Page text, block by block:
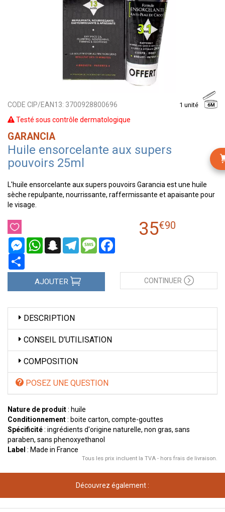
CODE CIP/EAN13: 3700928800696 1 unité 6M
Testé sous contrôle dermatologique
GARANCIA
Huile ensorcelante aux supers
pouvoirs 25ml
L'huile ensorcelante aux supers pouvoirs Garancia est une huile
sèche repulpante, nourrissante, raffermissante et apaisante pour
le visage.
MessengerWhatsAppSnapchatTelegramMessage
35€90
AJOUTER CONTINUER
DESCRIPTION
CONSEIL D’UTILISATION
COMPOSITION
POSEZ UNE QUESTION
Nature de produit: huile
Conditionnement: boite carton, compte-gouttes
Spécificité: ingrédients d'origine naturelle, non gras, sans
paraben, sans phenoxyethanol
Label : Made in France
Tous les prix incluent la TVA - hors frais de livraison.
Découvrez également :